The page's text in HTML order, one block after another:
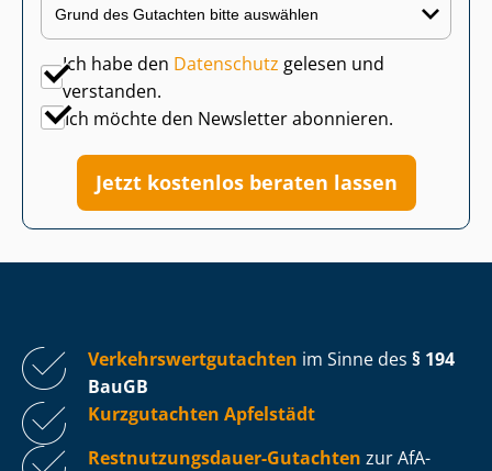
Ich habe den Datenschutz gelesen und
verstanden.
Ich möchte den Newsletter abonnieren.
Jetzt kostenlos beraten lassen
Ver­kehrs­wert­gut­ach­ten im Sinne des § 194
BauGB
Kurzgutachten Apfelstädt
Rest­nut­zungs­dau­er-Gutachten zur AfA-